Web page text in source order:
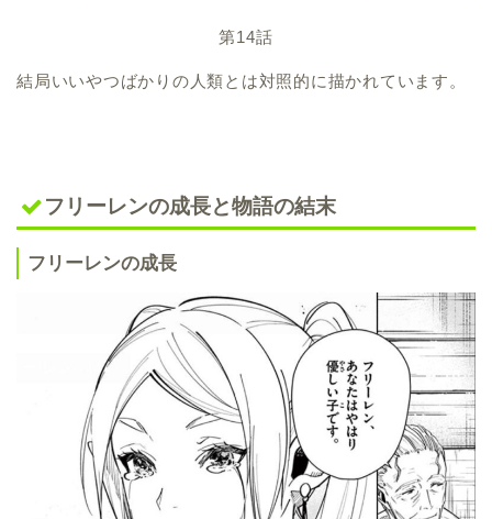
第14話
結局いいやつばかりの人類とは対照的に描かれています。
フリーレンの成長と物語の結末
フリーレンの成長